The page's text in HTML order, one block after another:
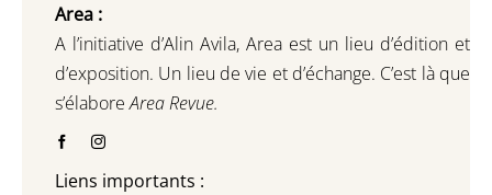
Area :
A l’initiative d’Alin Avila, Area est un lieu d’édition et
d’exposition. Un lieu de vie et d’échange. C’est là que
s’élaboreArea Revue.
Liens importants :